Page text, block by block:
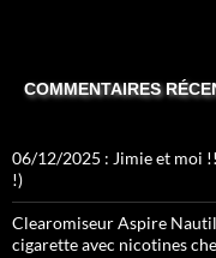
COMMENTAIRES
06/12/2025 : Jimie et moi
!)
Clearomiseur Aspire
cigarette avec nicotines